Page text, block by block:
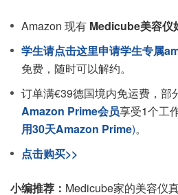
Amazon 现有 Medicube美容仪
学生请点击这里申请学生专属
免费，随时可以解约。
订单满€39德国境内免运费，部
Amazon Prime会员享受1个工
用30天Amazon Prime)。
点击购买>>
小编推荐： Medicube家的美容仪